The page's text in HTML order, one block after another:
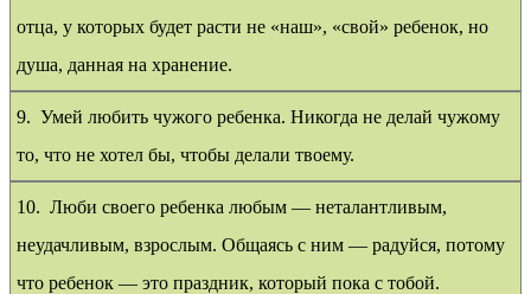
отца, у которых будет расти не «наш», «свой» ребенок, но
душа, данная на хранение.
9. Умей любить чужого ребенка. Никогда не делай чужому
то, что не хотел бы, чтобы делали твоему.
10. Люби своего ребенка любым — неталантливым,
неудачливым, взрослым. Общаясь с ним — радуйся, потому
что ребенок — это праздник, который пока с тобой.